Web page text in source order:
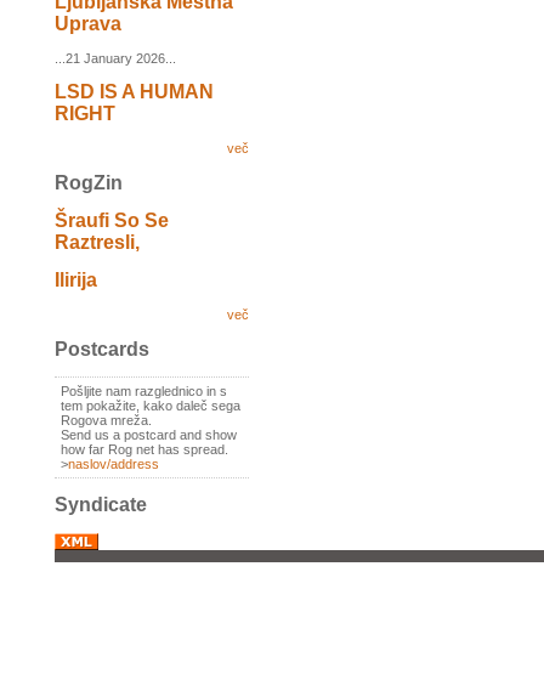
Uprava
...21 January 2026...
LSD IS A HUMAN
RIGHT
več
RogZin
Šraufi So Se
Raztresli,
Ilirija
več
Postcards
Pošljite nam razglednico in s
tem pokažite, kako daleč sega
Rogova mreža.
Send us a postcard and show
how far Rog net has spread.
>naslov/address
Syndicate